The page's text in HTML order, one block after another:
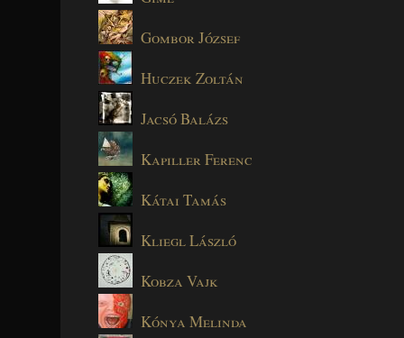
Gombor József
Huczek Zoltán
Jacsó Balázs
Kapiller Ferenc
Kátai Tamás
Kliegl László
Kobza Vajk
Kónya Melinda